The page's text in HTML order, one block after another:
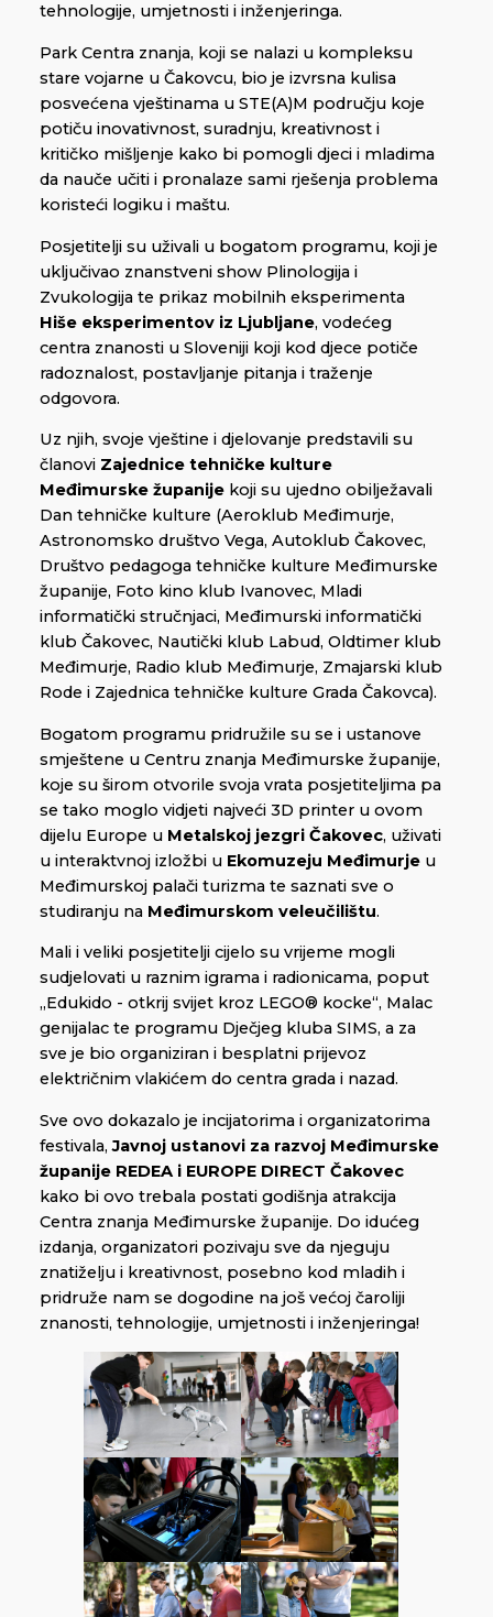
tehnologije, umjetnosti i inženjeringa.
Park Centra znanja, koji se nalazi u kompleksu
stare vojarne u Čakovcu, bio je izvrsna kulisa
posvećena vještinama u STE(A)M području koje
potiču inovativnost, suradnju, kreativnost i
kritičko mišljenje kako bi pomogli djeci i mladima
da nauče učiti i pronalaze sami rješenja problema
koristeći logiku i maštu.
Posjetitelji su uživali u bogatom programu, koji je
uključivao znanstveni show Plinologija i
Zvukologija te prikaz mobilnih eksperimenta
Hiše eksperimentov iz Ljubljane, vodećeg
centra znanosti u Sloveniji koji kod djece potiče
radoznalost, postavljanje pitanja i traženje
odgovora.
Uz njih, svoje vještine i djelovanje predstavili su
članovi Zajednice tehničke kulture
Međimurske županije koji su ujedno obilježavali
Dan tehničke kulture (Aeroklub Međimurje,
Astronomsko društvo Vega, Autoklub Čakovec,
Društvo pedagoga tehničke kulture Međimurske
županije, Foto kino klub Ivanovec, Mladi
informatički stručnjaci, Međimurski informatički
klub Čakovec, Nautički klub Labud, Oldtimer klub
Međimurje, Radio klub Međimurje, Zmajarski klub
Rode i Zajednica tehničke kulture Grada Čakovca).
Bogatom programu pridružile su se i ustanove
smještene u Centru znanja Međimurske županije,
koje su širom otvorile svoja vrata posjetiteljima pa
se tako moglo vidjeti najveći 3D printer u ovom
dijelu Europe u Metalskoj jezgri Čakovec, uživati
u interaktvnoj izložbi u Ekomuzeju Međimurje u
Međimurskoj palači turizma te saznati sve o
studiranju na Međimurskom veleučilištu.
Mali i veliki posjetitelji cijelo su vrijeme mogli
sudjelovati u raznim igrama i radionicama, poput
„Edukido - otkrij svijet kroz LEGO® kocke“, Malac
genijalac te programu Dječjeg kluba SIMS, a za
sve je bio organiziran i besplatni prijevoz
električnim vlakićem do centra grada i nazad.
Sve ovo dokazalo je incijatorima i organizatorima
festivala,Javnoj ustanovi za razvoj Međimurske
županije REDEA i EUROPE DIRECT Čakovec
kako bi ovo trebala postati godišnja atrakcija
Centra znanja Međimurske županije. Do idućeg
izdanja, organizatori pozivaju sve da njeguju
znatiželju i kreativnost, posebno kod mladih i
pridruže nam se dogodine na još većoj čaroliji
znanosti, tehnologije, umjetnosti i inženjeringa!